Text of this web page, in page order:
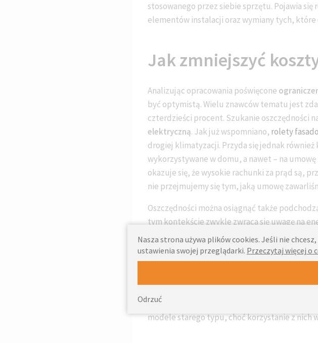
stosowanego przez siebie sprzętu. Pojawia
elementów instalacji oraz wymiany tych, które
Jak zmniejszyć
Analizując opracowania poświęcone
być optymistą. Wielu znawców tematu jest
czterdzieści procent. Szukanie oszczędności
elektryczną. Jak już wspomniano, rolety
drogiej klimatyzacji. Przyda się jednak
wykorzystywane w domu, a nawet – na
okazuje się, że wysokie rachunki za prąd są,
nie przejmujemy się tym, jaką umowę
Oszczędności można osiągnąć także
tym kontekście zwykle zwraca się uwagę na
wody również jest tym, które powinno być
urządzeń, których się nie używa. Już po
jest nam w stanie zagwarantować tego
się znacznie niższymi niż wcześniej
modele, o których wiadomo, że umożliwiają
modele starego typu, choć korzystanie z nich
Nasza strona używa plików cookies. Jeśli nie
ustawienia swojej przeglądarki. Przeczytaj więcej o
Odrzuć